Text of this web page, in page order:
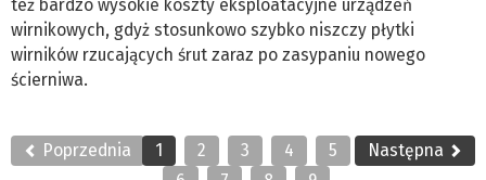
też bardzo wysokie koszty eksploatacyjne urządzeń
wirnikowych, gdyż stosunkowo szybko niszczy płytki
wirników rzucających śrut zaraz po zasypaniu nowego
ścierniwa.
Poprzednia 1 2 3 4
5
Następna